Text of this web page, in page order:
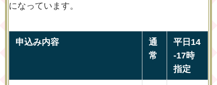
になっています。
申込み内容
通
常
平日14
-17時
指定